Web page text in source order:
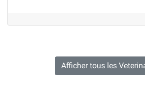
Afficher tous les